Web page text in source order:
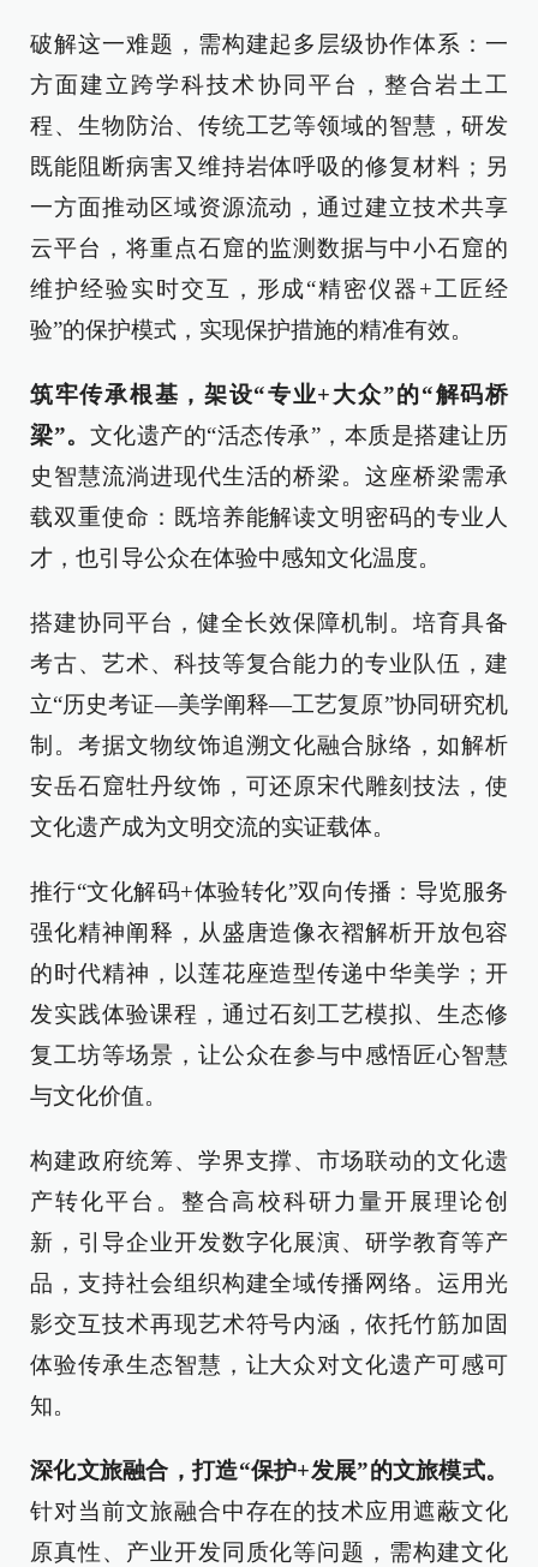
破解这一难题，需构建起多层级协作体系：一
方面建立跨学科技术协同平台，整合岩土工
程、生物防治、传统工艺等领域的智慧，研发
既能阻断病害又维持岩体呼吸的修复材料；另
一方面推动区域资源流动，通过建立技术共享
云平台，将重点石窟的监测数据与中小石窟的
维护经验实时交互，形成“精密仪器+工匠经
验”的保护模式，实现保护措施的精准有效。
筑牢传承根基，架设“专业+大众”的“解码桥
梁”。 文化遗产的“活态传承”，本质是搭建让历
史智慧流淌进现代生活的桥梁。这座桥梁需承
载双重使命：既培养能解读文明密码的专业人
才，也引导公众在体验中感知文化温度。
搭建协同平台，健全长效保障机制‌。培育具备
考古、艺术、科技等复合能力的专业队伍，建
立“历史考证—美学阐释—工艺复原”协同研究机
制。考据文物纹饰追溯文化融合脉络，如解析
安岳石窟牡丹纹饰，可还原宋代雕刻技法，使
文化遗产成为文明交流的实证载体。
推行“文化解码+体验转化”双向传播：导览服务
强化精神阐释，从盛唐造像衣褶解析开放包容
的时代精神，以莲花座造型传递中华美学；开
发实践体验课程，通过石刻工艺模拟、生态修
复工坊等场景，让公众在参与中感悟匠心智慧
与文化价值。
构建政府统筹、学界支撑、市场联动的文化遗
产转化平台。整合高校科研力量开展理论创
新，引导企业开发数字化展演、研学教育等产
品，支持社会组织构建全域传播网络。运用光
影交互技术再现艺术符号内涵，依托竹筋加固
体验传承生态智慧，让大众对文化遗产可感可
知。
深化文旅融合，打造“保护+发展”的文旅模式。
针对当前文旅融合中存在的技术应用遮蔽文化
原真性、产业开发同质化等问题，需构建文化